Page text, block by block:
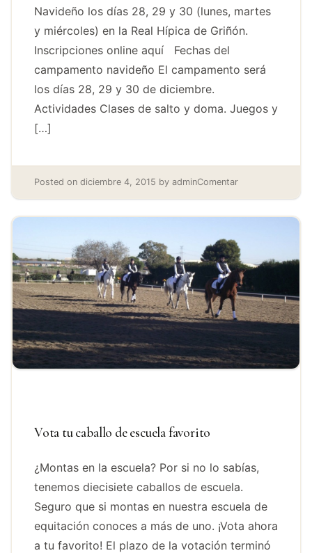
Navideño los días 28, 29 y 30 (lunes, martes
y miércoles) en la Real Hípica de Griñón.
Inscripciones online aquí Fechas del
campamento navideño El campamento será
los días 28, 29 y 30 de diciembre.
Actividades Clases de salto y doma. Juegos y
[…]
Posted on diciembre 4, 2015 by adminComentar
Vota tu caballo de escuela favorito
¿Montas en la escuela? Por si no lo sabías,
tenemos diecisiete caballos de escuela.
Seguro que si montas en nuestra escuela de
equitación conoces a más de uno. ¡Vota ahora
a tu favorito! El plazo de la votación terminó